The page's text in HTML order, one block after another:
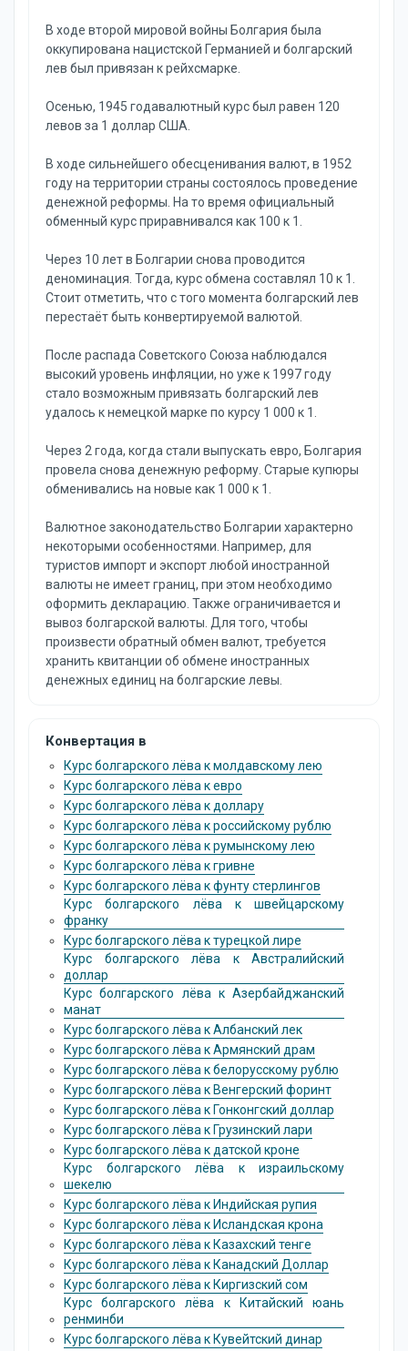
В ходе второй мировой войны Болгария была
оккупирована нацистской Германией и болгарский
лев был привязан к рейхсмарке.
Осенью, 1945 годавалютный курс был равен 120
левов за 1 доллар США.
В ходе сильнейшего обесценивания валют, в 1952
году на территории страны состоялось проведение
денежной реформы. На то время официальный
обменный курс приравнивался как 100 к 1.
Через 10 лет в Болгарии снова проводится
деноминация. Тогда, курс обмена составлял 10 к 1.
Стоит отметить, что с того момента болгарский лев
перестаёт быть конвертируемой валютой.
После распада Советского Союза наблюдался
высокий уровень инфляции, но уже к 1997 году
стало возможным привязать болгарский лев
удалось к немецкой марке по курсу 1 000 к 1.
Через 2 года, когда стали выпускать евро, Болгария
провела снова денежную реформу. Старые купюры
обменивались на новые как 1 000 к 1.
Валютное законодательство Болгарии характерно
некоторыми особенностями. Например, для
туристов импорт и экспорт любой иностранной
валюты не имеет границ, при этом необходимо
оформить декларацию. Также ограничивается и
вывоз болгарской валюты. Для того, чтобы
произвести обратный обмен валют, требуется
хранить квитанции об обмене иностранных
денежных единиц на болгарские левы.
Конвертация в
Курс болгарского лёва к молдавскому лею
Курс болгарского лёва к евро
Курс болгарского лёва к доллару
Курс болгарского лёва к российскому рублю
Курс болгарского лёва к румынскому лею
Курс болгарского лёва к гривне
Курс болгарского лёва к фунту стерлингов
Курс болгарского лёва к швейцарскому
франку
Курс болгарского лёва к турецкой лире
Курс болгарского лёва к Австралийский
доллар
Курс болгарского лёва к Азербайджанский
манат
Курс болгарского лёва к Албанский лек
Курс болгарского лёва к Армянский драм
Курс болгарского лёва к белорусскому рублю
Курс болгарского лёва к Венгерский форинт
Курс болгарского лёва к Гонконгский доллаp
Курс болгарского лёва к Грузинский лари
Курс болгарского лёва к датской кроне
Курс болгарского лёва к израильскому
шекелю
Курс болгарского лёва к Индийская pупия
Курс болгарского лёва к Исландская крона
Курс болгарского лёва к Казахский тенге
Курс болгарского лёва к Канадский Доллар
Курс болгарского лёва к Киргизский сом
Курс болгарского лёва к Китайский юань
ренминби
Курс болгарского лёва к Кувейтский динар